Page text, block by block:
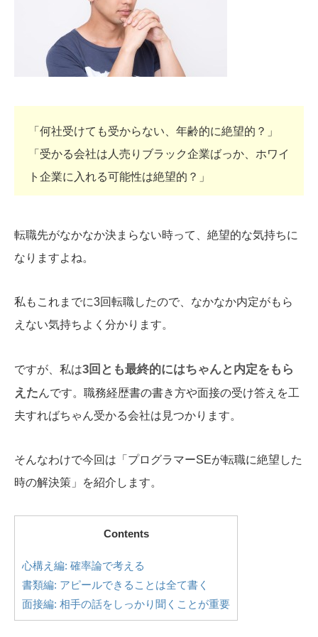
「何社受けても受からない、年齢的に絶望的？」
「受かる会社は人売りブラック企業ばっか、ホワイ
ト企業に入れる可能性は絶望的？」
転職先がなかなか決まらない時って、絶望的な気持ちに
なりますよね。
私もこれまでに3回転職したので、なかなか内定がもら
えない気持ちよく分かります。
ですが、私は3回とも最終的にはちゃんと内定をもら
えたんです。職務経歴書の書き方や面接の受け答えを工
夫すればちゃん受かる会社は見つかります。
そんなわけで今回は「プログラマーSEが転職に絶望した
時の解決策」を紹介します。
Contents
心構え編: 確率論で考える
書類編: アピールできることは全て書く
面接編: 相手の話をしっかり聞くことが重要